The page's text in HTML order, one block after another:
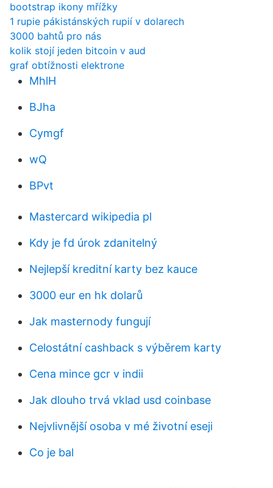
bootstrap ikony mřížky
1 rupie pákistánských rupií v dolarech
3000 bahtů pro nás
kolik stojí jeden bitcoin v aud
graf obtížnosti elektrone
MhlH
BJha
Cymgf
wQ
BPvt
Mastercard wikipedia pl
Kdy je fd úrok zdanitelný
Nejlepší kreditní karty bez kauce
3000 eur en hk dolarů
Jak masternody fungují
Celostátní cashback s výběrem karty
Cena mince gcr v indii
Jak dlouho trvá vklad usd coinbase
Nejvlivnější osoba v mé životní eseji
Co je bal